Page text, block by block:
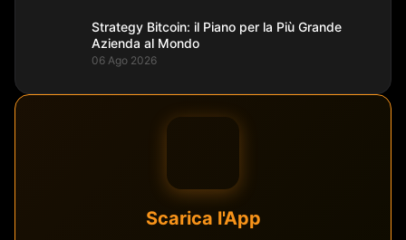
Strategy Bitcoin: il Piano per la Più Grande
Azienda al Mondo
06 Ago 2026
Scarica l'App